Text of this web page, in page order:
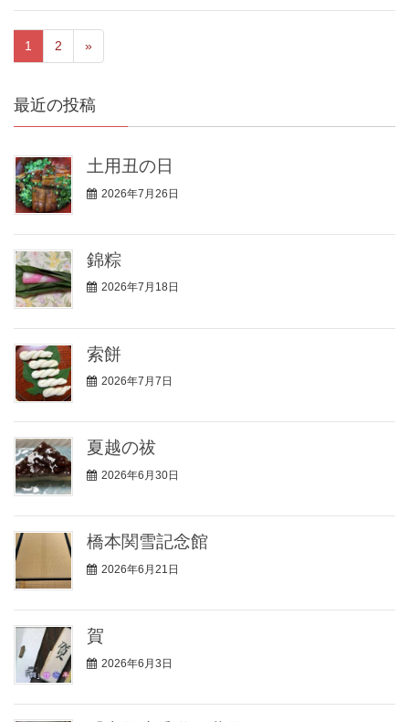
1 2 »
最近の投稿
土用丑の日
2026年7月26日
錦粽
2026年7月18日
索餅
2026年7月7日
夏越の祓
2026年6月30日
橋本関雪記念館
2026年6月21日
賀
2026年6月3日